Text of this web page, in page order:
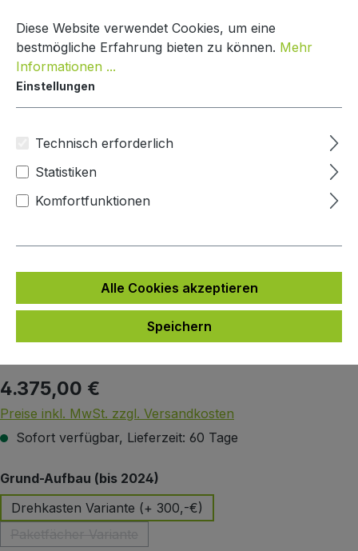
Paketbox Creative Line
Mypaketkasten
Bildergalerie überspringen
Regulärer Preis:
4.375,00 €
Preise inkl. MwSt. zzgl. Versandkosten
Sofort verfügbar, Lieferzeit: 60 Tage
Grund-Aufbau (bis 2024)
Drehkasten Variante (+ 300,-€)
(Diese Option ist zurzeit nicht verfügbar.)
Diese Website verwendet Cookies, um eine
bestmögliche Erfahrung bieten zu können. Mehr
Informationen ...
Einstellungen
Technisch erforderlich
Statistiken
Komfortfunktionen
Alle Cookies akzeptieren
Speichern